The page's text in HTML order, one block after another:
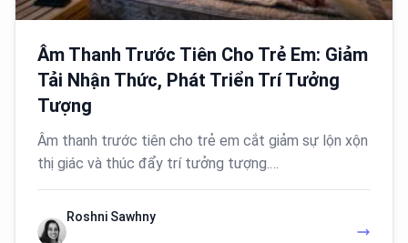
Âm Thanh Trước Tiên Cho Trẻ Em: Giảm
Tải Nhận Thức, Phát Triển Trí Tưởng
Tượng
Âm thanh trước tiên cho trẻ em cắt giảm sự lộn xộn
thị giác và thúc đẩy trí tưởng tượng.…
Roshni Sawhny